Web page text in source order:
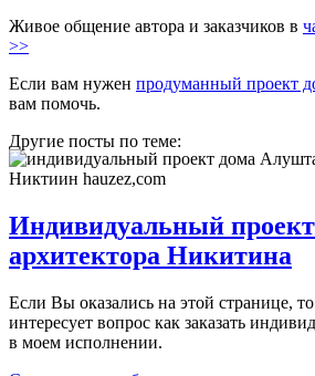
Живое общение автора и заказчиков в
>>
Если вам нужен продуманный проект
вам помочь.
Другие посты по теме:
Индивидуальный
архитектора Никитина
Если Вы оказались на этой странице,
интересует вопрос как заказать
в моем исполнении.